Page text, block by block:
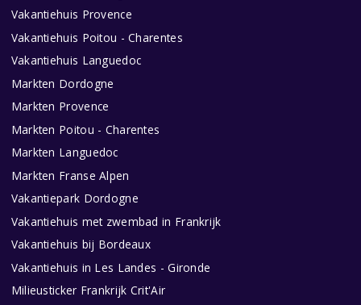
Vakantiehuis Provence
Vakantiehuis Poitou - Charentes
Vakantiehuis Languedoc
Markten Dordogne
Markten Provence
Markten Poitou - Charentes
Markten Languedoc
Markten Franse Alpen
Vakantiepark Dordogne
Vakantiehuis met zwembad in Frankrijk
Vakantiehuis bij Bordeaux
Vakantiehuis in Les Landes - Gironde
Milieusticker Frankrijk Crit'Air